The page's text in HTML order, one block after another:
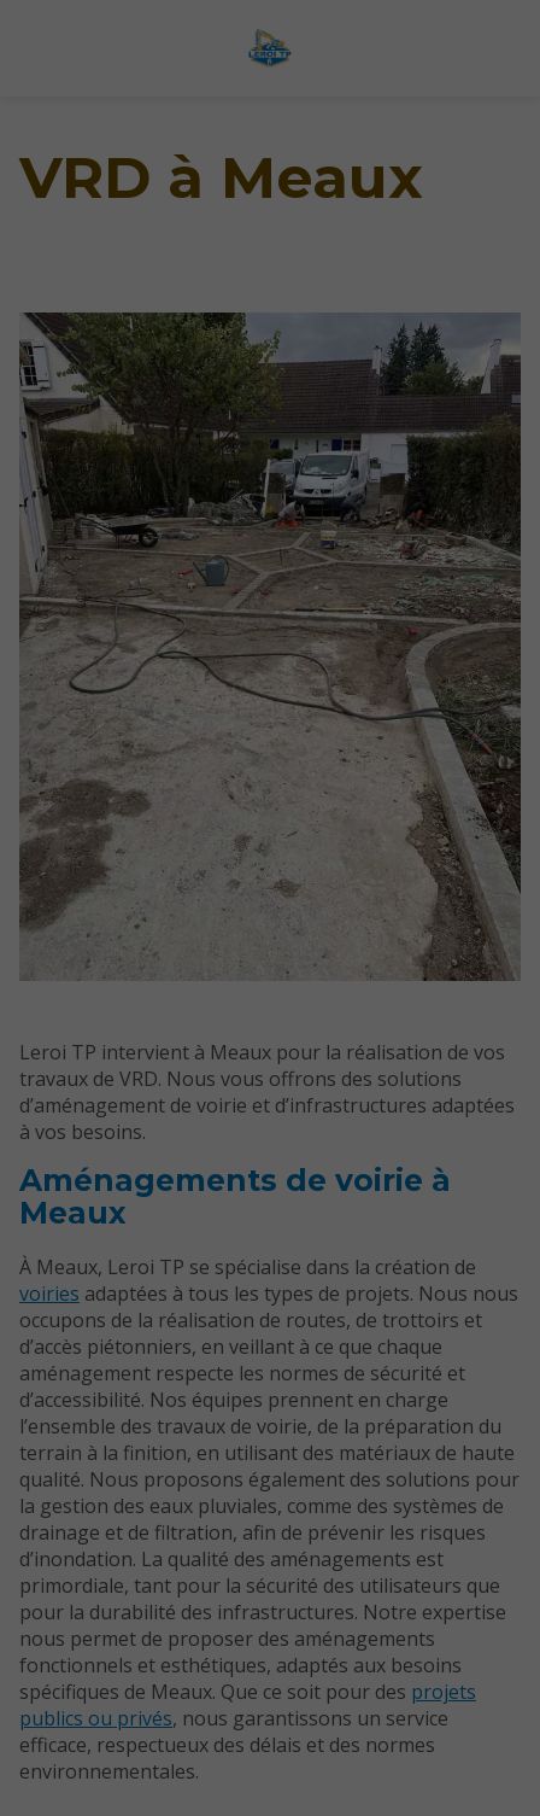
VRD à Meaux
Leroi TP intervient à Meaux pour la réalisation de vos
travaux de VRD. Nous vous offrons des solutions
d’aménagement de voirie et d’infrastructures adaptées
à vos besoins.
Aménagements de voirie à
Meaux
À Meaux, Leroi TP se spécialise dans la création de
voiries adaptées à tous les types de projets. Nous nous
occupons de la réalisation de routes, de trottoirs et
d’accès piétonniers, en veillant à ce que chaque
aménagement respecte les normes de sécurité et
d’accessibilité. Nos équipes prennent en charge
l’ensemble des travaux de voirie, de la préparation du
terrain à la finition, en utilisant des matériaux de haute
qualité. Nous proposons également des solutions pour
la gestion des eaux pluviales, comme des systèmes de
drainage et de filtration, afin de prévenir les risques
d’inondation. La qualité des aménagements est
primordiale, tant pour la sécurité des utilisateurs que
pour la durabilité des infrastructures. Notre expertise
nous permet de proposer des aménagements
fonctionnels et esthétiques, adaptés aux besoins
spécifiques de Meaux. Que ce soit pour des projets
publics ou privés, nous garantissons un service
efficace, respectueux des délais et des normes
environnementales.